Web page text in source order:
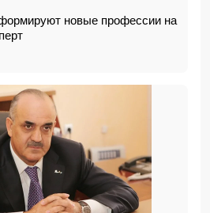
новые профессии на